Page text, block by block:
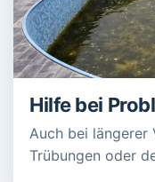
Hilfe bei
Auch bei längerer
Trübungen oder